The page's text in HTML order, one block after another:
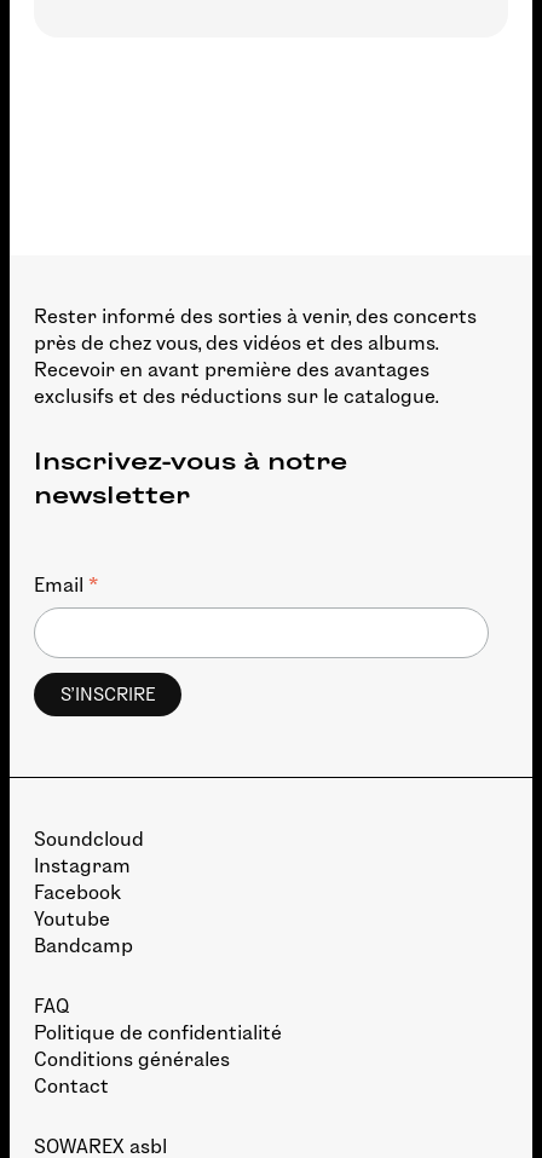
Rester informé des sorties à venir, des concerts
près de chez vous, des vidéos et des albums.
Recevoir en avant première des avantages
exclusifs et des réductions sur le catalogue.
Inscrivez-vous à notre
newsletter
Email *
Soundcloud
Instagram
Facebook
Youtube
Bandcamp
FAQ
Politique de confidentialité
Conditions générales
Contact
SOWAREX asbl